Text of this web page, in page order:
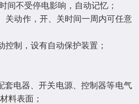
间不受停电影响，自动记忆；
关动作，开、关时间一周内可任意
控制，设有自动保护装置；
套电器、开关电源、控制器等电气
料表面；